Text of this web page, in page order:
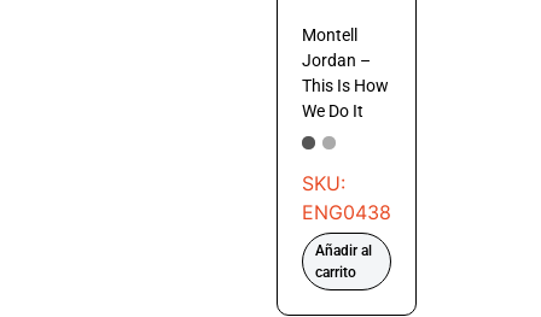
Montell
Jordan –
This Is How
We Do It
SKU:
ENG0438
Añadir al
carrito